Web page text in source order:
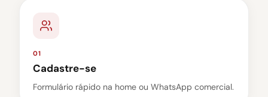
01
Cadastre-se
Formulário rápido na home ou WhatsApp comercial.